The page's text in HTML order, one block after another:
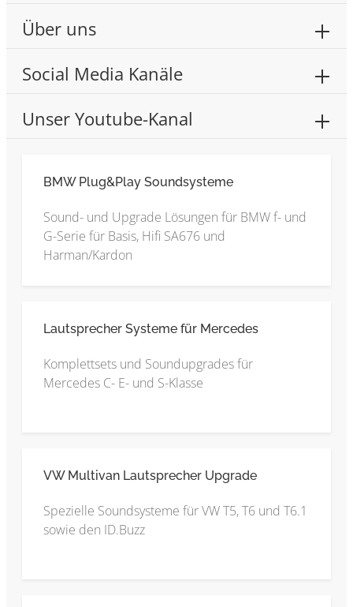
Über uns
Social Media Kanäle
Unser Youtube-Kanal
BMW Plug&Play Soundsysteme
Sound- und Upgrade Lösungen für BMW f- und
G-Serie für Basis, Hifi SA676 und
Harman/Kardon
Lautsprecher Systeme für Mercedes
Komplettsets und Soundupgrades für
Mercedes C- E- und S-Klasse
VW Multivan Lautsprecher Upgrade
Spezielle Soundsysteme für VW T5, T6 und T6.1
sowie den ID.Buzz